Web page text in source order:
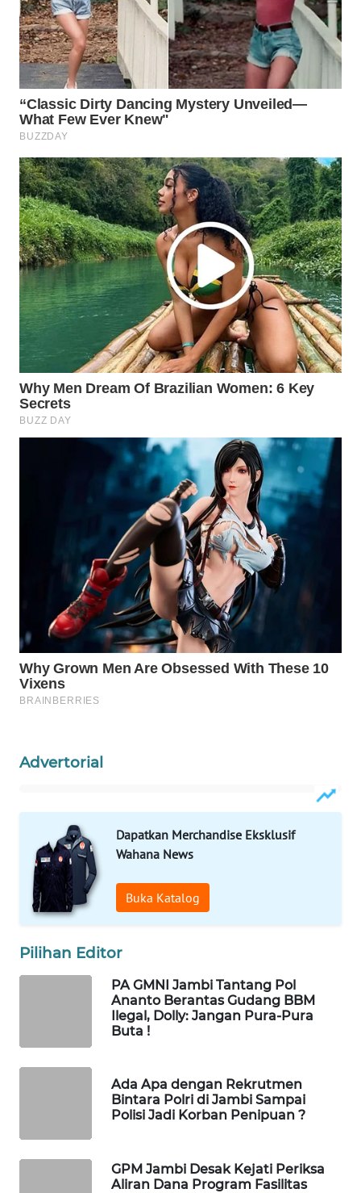
Advertorial
Dapatkan Merchandise Eksklusif
Wahana News
Buka Katalog
Pilihan Editor
PA GMNI Jambi Tantang Pol
Ananto Berantas Gudang BBM
Ilegal, Dolly: Jangan Pura-Pura
Buta !
Ada Apa dengan Rekrutmen
Bintara Polri di Jambi Sampai
Polisi Jadi Korban Penipuan ?
GPM Jambi Desak Kejati Periksa
Aliran Dana Program Fasilitas
TV
WAHANANEWS
ID
WAHANANEWS
CO ID
WAHANANEWS
NET
WAHANA
SPORT
WAHANA
UMKM
WAHANA
SELEB
WAHANA
DESA
WISATA
LAPAK
WAHANA
MASYARAKAT
KELISTRIKAN
WALINKI
ID